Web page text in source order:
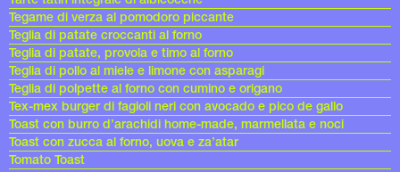
Tegame di verza al pomodoro piccante
Teglia di patate croccanti al forno
Teglia di patate, provola e timo al forno
Teglia di pollo al miele e limone con asparagi
Teglia di polpette al forno con cumino e origano
Tex-mex burger di fagioli neri con avocado e pico de gallo
Toast con burro d’arachidi home-made, marmellata e noci
Toast con zucca al forno, uova e za’atar
Tomato Toast